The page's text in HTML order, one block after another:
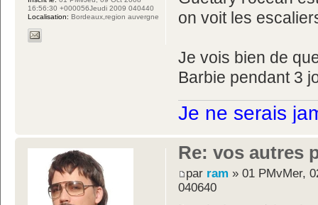
on voit les
Je vois bien de
Barbie pendant 3
Je ne serais
16:56:30 +000056Jeudi 2009 040440
Localisation: Bordeaux,region auvergne
Re: vos autres
par ram » 01 PMvMer,
040640